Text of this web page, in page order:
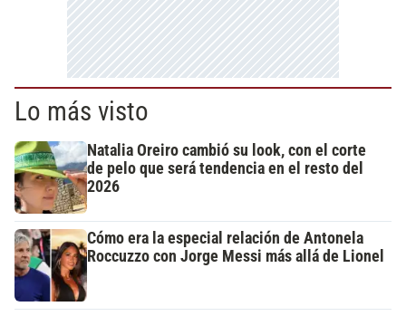
Lo más visto
Natalia Oreiro cambió su look, con el corte
de pelo que será tendencia en el resto del
2026
Cómo era la especial relación de Antonela
Roccuzzo con Jorge Messi más allá de Lionel